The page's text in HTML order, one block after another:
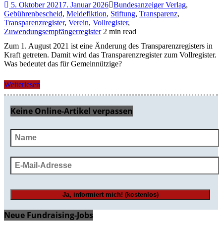
5. Oktober 2021 7. Januar 2026 Bundesanzeiger Verlag,
Gebührenbescheid, Meldefiktion, Stiftung, Transparenz,
Transparenzregister, Verein, Vollregister,
Zuwendungsempfängerregister 2 min read
Zum 1. August 2021 ist eine Änderung des Transparenzregisters in
Kraft getreten. Damit wird das Transparenzregister zum Vollregister.
Was bedeutet das für Gemeinnützige?
Weiterlesen
Keine Online-Artikel verpassen
Neue Fundraising-Jobs